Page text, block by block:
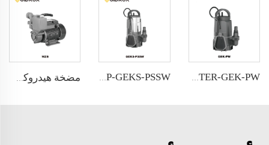
GIDROX GARDEN SUBMERSIBLE PUMP FOR DIRTY WATER-GEK-PW
GIDROX POWERFUL SUBMERSIBLE DRAINAGE PUMP-GEKS-PSSW مضخة هيدروكس المحيطية ذاتية التغذية - WZB